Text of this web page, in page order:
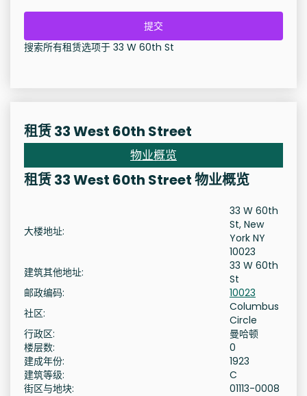
提交
搜索所有租赁选项于 33 W 60th St
租赁 33 West 60th Street
物业概览
租赁 33 West 60th Street 物业概览
大楼地址:
33 W 60th
St, New
York NY
10023
建筑其他地址:
33 W 60th
St
邮政编码:
10023
社区:
Columbus
Circle
行政区:
曼哈顿
楼层数:
0
建成年份:
1923
建筑等级:
C
街区与地块:
01113-0008